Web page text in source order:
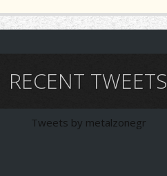
RECENT TWEETS
Tweets by metalzonegr